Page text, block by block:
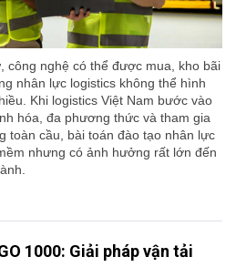
công nghệ có thể được mua, kho bãi
nhân lực logistics không thể hình
Khi logistics Việt Nam bước vào
hóa, đa phương thức và tham gia
toàn cầu, bài toán đào tạo nhân lực
nhưng có ảnh hưởng rất lớn đến
1000: Giải pháp vận tải